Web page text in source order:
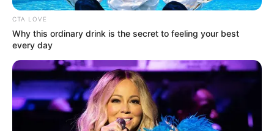
CTA LOVE
Why this ordinary drink is the secret to feeling your best
every day